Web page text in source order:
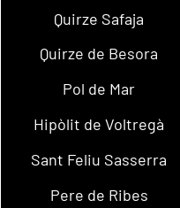
Quirze Safaja
Quirze de Besora
Pol de Mar
Hipòlit de Voltregà
Sant Feliu Sasserra
Pere de Ribes